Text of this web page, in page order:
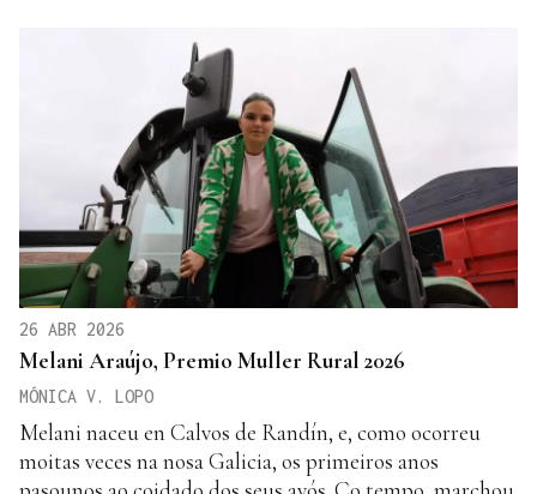
26 ABR 2026
Melani Araújo, Premio Muller Rural 2026
MÓNICA V. LOPO
Melani naceu en Calvos de Randín, e, como ocorreu
moitas veces na nosa Galicia, os primeiros anos